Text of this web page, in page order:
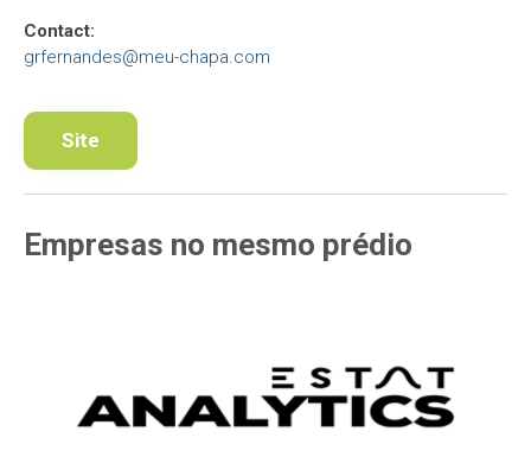
Contact:
grfernandes@meu-chapa.com
Site
Empresas no mesmo prédio